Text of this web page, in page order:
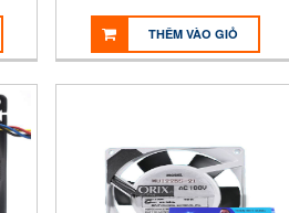
THÊM VÀO GIỎ